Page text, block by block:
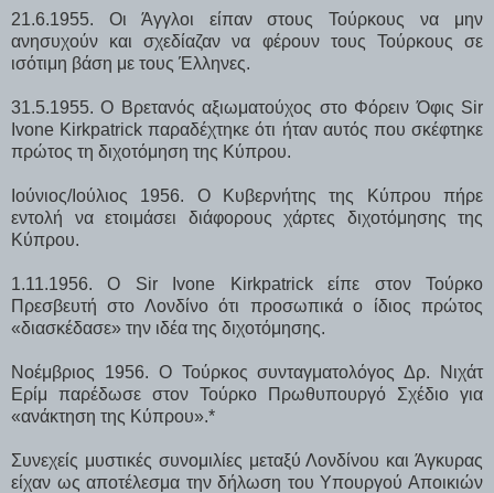
21.6.1955. Οι Άγγλοι είπαν στους Τούρκους να μην
ανησυχούν και σχεδίαζαν να φέρουν τους Τούρκους σε
ισότιμη βάση με τους Έλληνες.
31.5.1955. Ο Βρετανός αξιωματούχος στο Φόρειν Όφις Sir
Ivone Kirkpatrick παραδέχτηκε ότι ήταν αυτός που σκέφτηκε
πρώτος τη διχοτόμηση της Κύπρου.
Ιούνιος/Ιούλιος 1956. Ο Κυβερνήτης της Κύπρου πήρε
εντολή να ετοιμάσει διάφορους χάρτες διχοτόμησης της
Κύπρου.
1.11.1956. Ο Sir Ivone Kirkpatrick είπε στον Τούρκο
Πρεσβευτή στο Λονδίνο ότι προσωπικά ο ίδιος πρώτος
«διασκέδασε» την ιδέα της διχοτόμησης.
Νοέμβριος 1956. Ο Τούρκος συνταγματολόγος Δρ. Νιχάτ
Ερίμ παρέδωσε στον Τούρκο Πρωθυπουργό Σχέδιo για
«ανάκτηση της Κύπρου».*
Συνεχείς μυστικές συνομιλίες μεταξύ Λονδίνου και Άγκυρας
είχαν ως αποτέλεσμα την δήλωση του Υπουργού Αποικιών